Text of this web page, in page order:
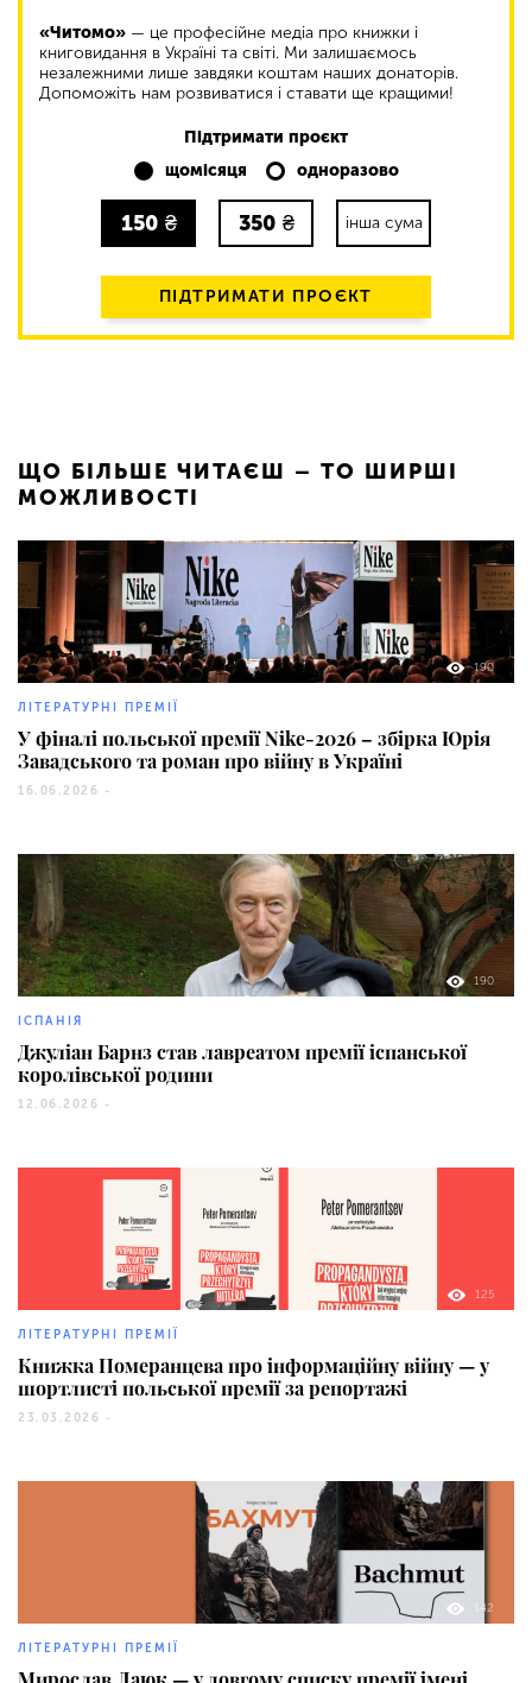
«Читомо» — це професійне медіа про книжки і
книговидання в Україні та світі. Ми залишаємось
незалежними лише завдяки коштам наших донаторів.
Допоможіть нам розвиватися і ставати ще кращими!
Підтримати проєкт
щомісяця
одноразово
150 ₴ 350 ₴ інша сума
ПІДТРИМАТИ ПРОЄКТ
ЩО БІЛЬШЕ ЧИТАЄШ – ТО ШИРШІ
МОЖЛИВОСТІ
190
ЛІТЕРАТУРНІ ПРЕМІЇ
У фіналі польської премії Nike-2026 – збірка Юрія
Завадського та роман про війну в Україні
16.06.2026 -
190
ІСПАНІЯ
Джуліан Барнз став лавреатом премії іспанської
королівської родини
12.06.2026 -
125
ЛІТЕРАТУРНІ ПРЕМІЇ
Книжка Померанцева про інформаційну війну — у
шортлисті польської премії за репортажі
23.03.2026 -
142
ЛІТЕРАТУРНІ ПРЕМІЇ